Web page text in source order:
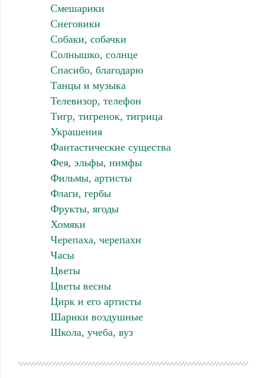
Смешарики
Снеговики
Собаки, собачки
Солнышко, солнце
Спасибо, благодарю
Танцы и музыка
Телевизор, телефон
Тигр, тигренок, тигрица
Украшения
Фантастические существа
Фея, эльфы, нимфы
Фильмы, артисты
Флаги, гербы
Фрукты, ягоды
Хомяки
Черепаха, черепахи
Часы
Цветы
Цветы весны
Цирк и его артисты
Шарики воздушные
Школа, учеба, вуз